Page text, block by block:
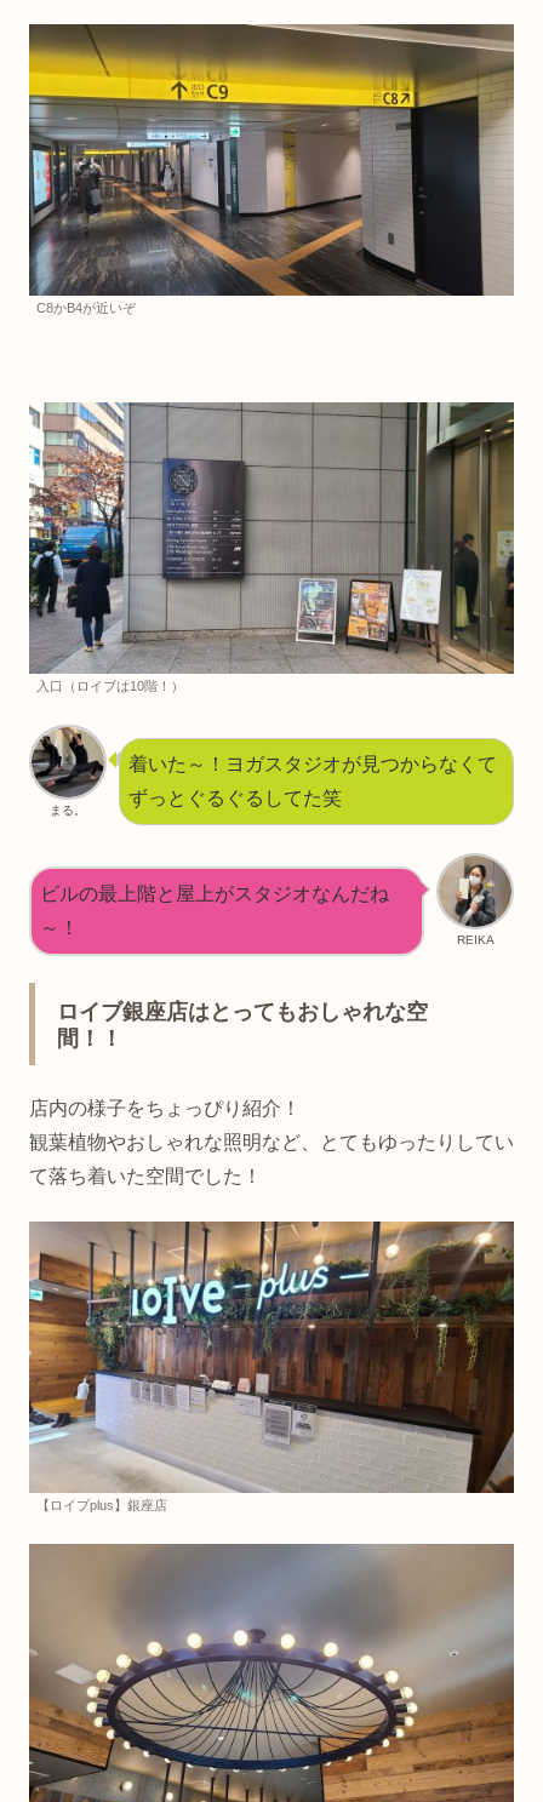
C8かB4が近いぞ
入口（ロイブは10階！）
まる。
着いた～！ヨガスタジオが見つからなくて
ずっとぐるぐるしてた笑
REIKA
ビルの最上階と屋上がスタジオなんだね
～！
ロイブ銀座店はとってもおしゃれな空
間！！
店内の様子をちょっぴり紹介！
観葉植物やおしゃれな照明など、とてもゆったりしてい
て落ち着いた空間でした！
【ロイブplus】銀座店